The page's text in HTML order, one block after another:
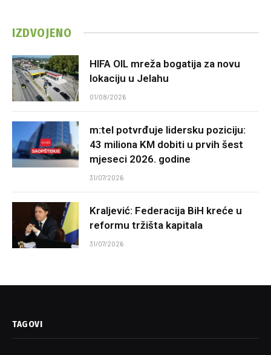
IZDVOJENO
HIFA OIL mreža bogatija za novu
lokaciju u Jelahu
01/08/2026
m:tel potvrđuje lidersku poziciju:
43 miliona KM dobiti u prvih šest
mjeseci 2026. godine
31/07/2026
Kraljević: Federacija BiH kreće u
reformu tržišta kapitala
31/07/2026
TAGOVI